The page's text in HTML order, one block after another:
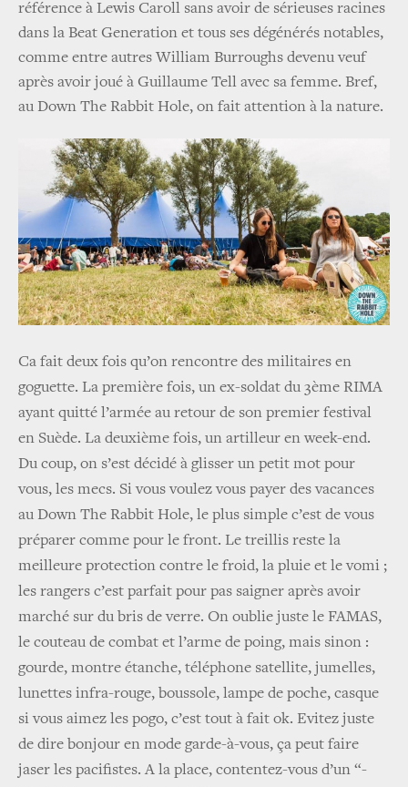
référence à Lewis Caroll sans avoir de sérieuses racines
dans la Beat Generation et tous ses dégénérés notables,
comme entre autres William Burroughs devenu veuf
après avoir joué à Guillaume Tell avec sa femme. Bref,
au Down The Rabbit Hole, on fait attention à la nature.
Ca fait deux fois qu’on rencontre des militaires en
goguette. La première fois, un ex-soldat du 3ème RIMA
ayant quitté l’armée au retour de son premier festival
en Suède. La deuxième fois, un artilleur en week-end.
Du coup, on s’est décidé à glisser un petit mot pour
vous, les mecs. Si vous voulez vous payer des vacances
au Down The Rabbit Hole, le plus simple c’est de vous
préparer comme pour le front. Le treillis reste la
meilleure protection contre le froid, la pluie et le vomi ;
les rangers c’est parfait pour pas saigner après avoir
marché sur du bris de verre. On oublie juste le FAMAS,
le couteau de combat et l’arme de poing, mais sinon :
gourde, montre étanche, téléphone satellite, jumelles,
lunettes infra-rouge, boussole, lampe de poche, casque
si vous aimez les pogo, c’est tout à fait ok. Evitez juste
de dire bonjour en mode garde-à-vous, ça peut faire
jaser les pacifistes. A la place, contentez-vous d’un “-